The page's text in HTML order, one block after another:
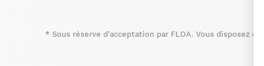
* Sous réserve d'acceptation par FLOA. Vous disposez